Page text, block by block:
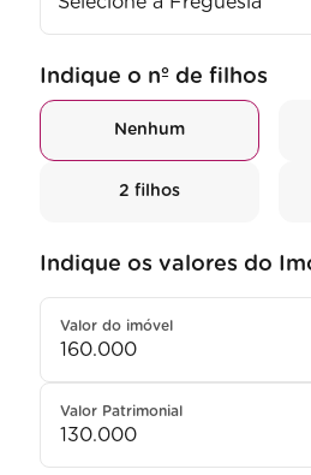
Indique o nº de filhos
Nenhum
2 filhos
Indique os valores do
Valor do imóvel
Valor Patrimonial